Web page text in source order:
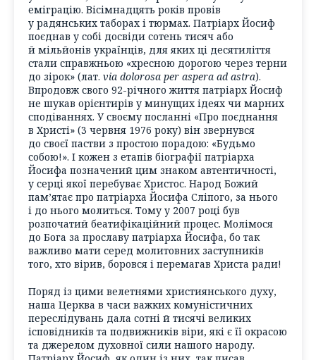
еміграцію. Вісімнадцять років провів
у радянських таборах і тюрмах. Патріарх Йосиф
поєднав у собі досвіди сотень тисяч або
й мільйонів українців, для яких ці десятиліття
стали справжньою «хресною дорогою через терни
до зірок» (лат. via dolorosa per aspera ad astrа).
Впродовж свого 92-річного життя патріарх Йосиф
не шукав орієнтирів у минущих ідеях чи марних
сподіваннях. У своєму посланні «Про поєднання
в Христі» (3 червня 1976 року) він звернувся
до своєї пастви з простою порадою: «Будьмо
собою!». І кожен з етапів біографії патріарха
Йосифа позначений цим знаком автентичності,
у серці якої перебуває Христос. Народ Божий
пам’ятає про патріарха Йосифа Сліпого, за нього
і до нього молиться. Тому у 2007 році був
розпочатий беатифікаційний процес. Молімося
до Бога за прославу патріарха Йосифа, бо так
важливо мати серед молитовних заступників
того, хто вірив, боровся і перемагав Христа ради!
Поряд із цими велетнями християнського духу,
наша Церква в часи важких комуністичних
переслідувань дала сотні й тисячі великих
ісповідників та подвижників віри, які є її окрасою
та джерелом духовної сили нашого народу.